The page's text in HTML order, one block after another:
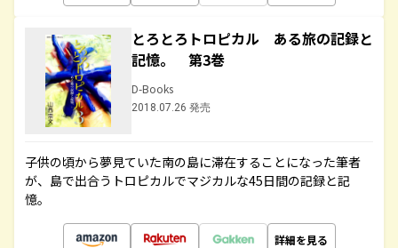
とろとろトロピカル ある旅の記録と
記憶。 第3巻
D-Books
2018.07.26 発売
子供の頃から夢見ていた南の島に滞在することになった筆者
が、島で出合うトロピカルでマジカルな45日間の記録と記
憶。
詳細を見る